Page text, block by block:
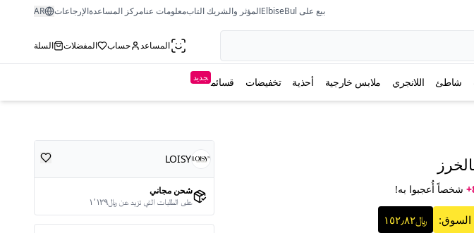
بيع على ElbiseBul المؤثر والشريك التابمعلومات عنامركز المساعدةالإرجاعات AR
المساعد حساب المفضلات السلة
شاطئ اللانجري ملابس خارجية أحذية تخفيضات قسائم جديد
شخصاً أُعجبوا به!
السوق: ﷼١٥٢٫٨٢
LOISY
شحن مجاني
على الطلبات التي تزيد عن ﷼١٬١٢٩